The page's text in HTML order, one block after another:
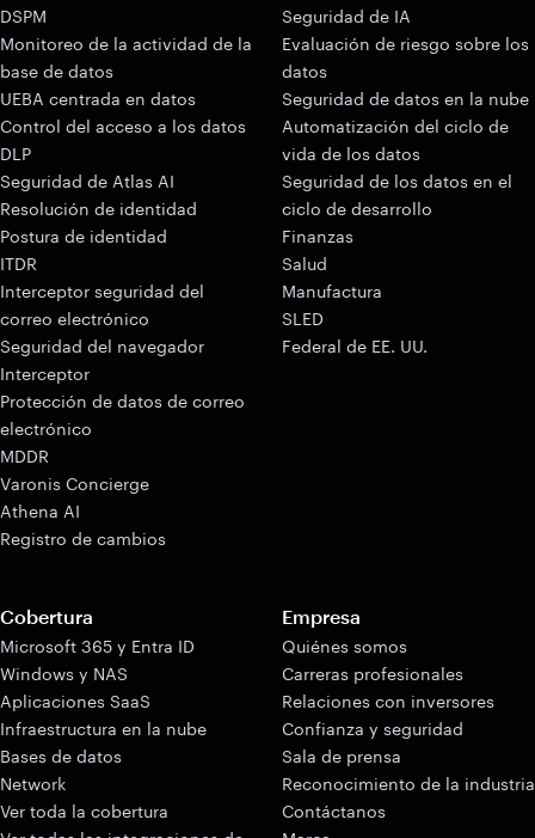
DSPM
Monitoreo de la actividad de la
base de datos
UEBA centrada en datos
Control del acceso a los datos
DLP
Seguridad de Atlas AI
Resolución de identidad
Postura de identidad
ITDR
Interceptor seguridad del
correo electrónico
Seguridad del navegador
Interceptor
Protección de datos de correo
electrónico
MDDR
Varonis Concierge
Athena AI
Registro de cambios
Seguridad de IA
Evaluación de riesgo sobre los
datos
Seguridad de datos en la nube
Automatización del ciclo de
vida de los datos
Seguridad de los datos en el
ciclo de desarrollo
Finanzas
Salud
Manufactura
SLED
Federal de EE. UU.
Cobertura
Microsoft 365 y Entra ID
Windows y NAS
Aplicaciones SaaS
Infraestructura en la nube
Bases de datos
Network
Ver toda la cobertura
Empresa
Quiénes somos
Carreras profesionales
Relaciones con inversores
Confianza y seguridad
Sala de prensa
Reconocimiento de la industria
Contáctanos